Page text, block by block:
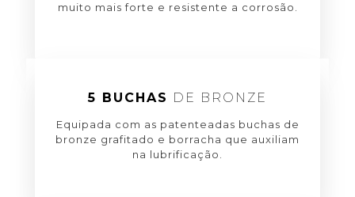
muito mais forte e resistente a corrosão.
5 BUCHAS DE BRONZE
Equipada com as patenteadas buchas de
bronze grafitado e borracha que auxiliam
na lubrificação.